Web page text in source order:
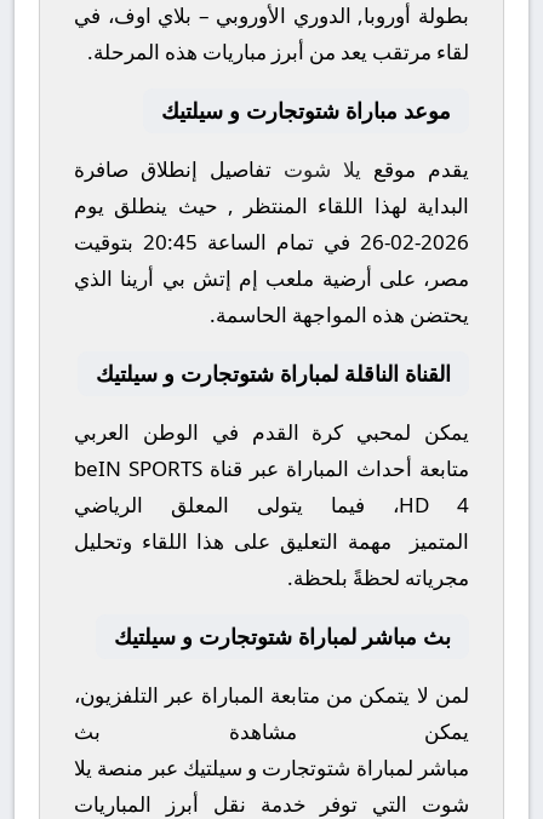
بطولة أوروبا, الدوري الأوروبي – بلاي اوف، في
لقاء مرتقب يعد من أبرز مباريات هذه المرحلة.
موعد مباراة شتوتجارت و سيلتيك
يقدم موقع يلا شوت تفاصيل إنطلاق صافرة
البداية لهذا اللقاء المنتظر , حيث ينطلق يوم
2026-02-26
في تمام الساعة 20:45 بتوقيت
مصر، على أرضية ملعب إم إتش بي أرينا الذي
يحتضن هذه المواجهة الحاسمة.
القناة الناقلة لمباراة شتوتجارت و سيلتيك
يمكن لمحبي كرة القدم في الوطن العربي
متابعة أحداث المباراة عبر قناة beIN SPORTS
HD 4، فيما يتولى المعلق الرياضي
المتميز مهمة التعليق على هذا اللقاء وتحليل
مجرياته لحظةً بلحظة.
بث مباشر لمباراة شتوتجارت و سيلتيك
لمن لا يتمكن من متابعة المباراة عبر التلفزيون،
يمكن مشاهدة بث
مباشر لمباراة شتوتجارت و سيلتيك عبر منصة يلا
شوت التي توفر خدمة نقل أبرز المباريات